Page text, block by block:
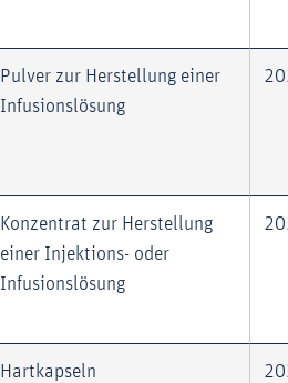
Pulver zur Herstellung einer
Infusionslösung
Konzentrat zur Herstellung
einer Injektions- oder
Infusionslösung
Hartkapseln